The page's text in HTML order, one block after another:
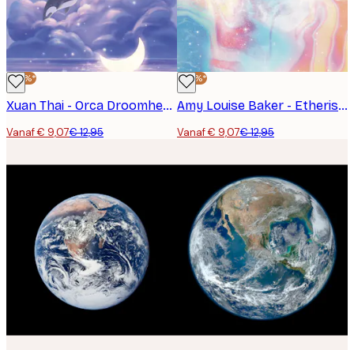
-30%*
Xuan Thai - Orca Droomhemel Poster
Vanaf € 9,07€ 12,95
-30%*
Amy Louise Baker - Etherisch Marmer Melkweg Poster
Vanaf € 9,07€ 12,95